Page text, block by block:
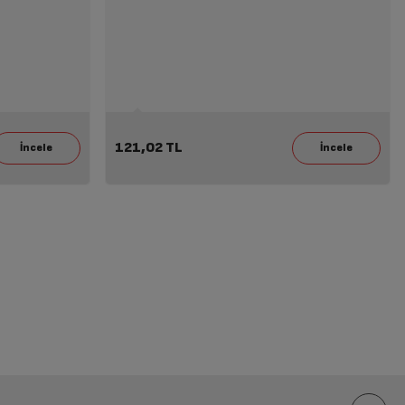
121,02 TL